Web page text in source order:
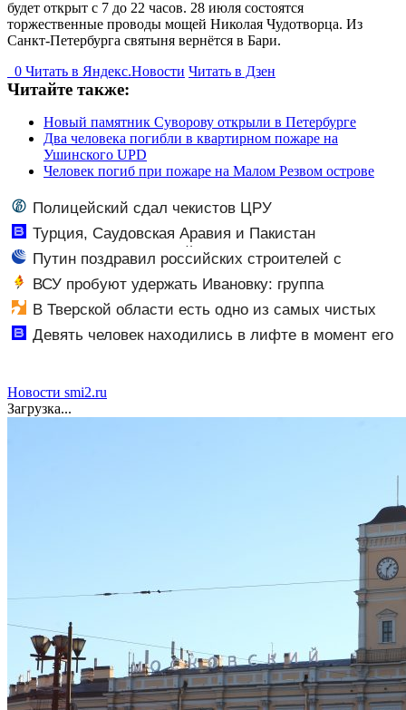
будет открыт с 7 до 22 часов. 28 июля состоятся
торжественные проводы мощей Николая Чудотворца. Из
Санкт-Петербурга святыня вернётся в Бари.
0 Читать в Яндекс.Новости Читать в Дзен
Читайте также:
Новый памятник Суворову открыли в Петербурге
Два человека погибли в квартирном пожаре на
Ушинского UPD
Человек погиб при пожаре на Малом Резвом острове
Полицейский сдал чекистов ЦРУ
Турция, Саудовская Аравия и Пакистан
объединились в военный альянс - Новости на
Вести.ru
Путин поздравил российских строителей с
профессиональным праздником
ВСУ пробуют удержать Ивановку: группа
националистов ликвидирована
В Тверской области есть одно из самых чистых
мест в Европе
Девять человек находились в лифте в момент его
Новости smi2.ru
Загрузка...